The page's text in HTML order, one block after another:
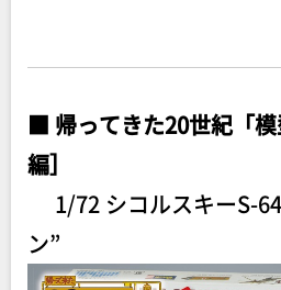
■ 帰ってきた20世紀「
編］
1/72 シコルスキーS-
ン”